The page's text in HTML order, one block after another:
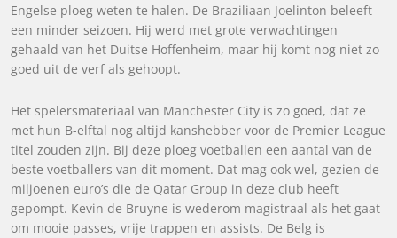
Engelse ploeg weten te halen. De Braziliaan Joelinton beleeft
een minder seizoen. Hij werd met grote verwachtingen
gehaald van het Duitse Hoffenheim, maar hij komt nog niet zo
goed uit de verf als gehoopt.
Het spelersmateriaal van Manchester City is zo goed, dat ze
met hun B-elftal nog altijd kanshebber voor de Premier League
titel zouden zijn. Bij deze ploeg voetballen een aantal van de
beste voetballers van dit moment. Dat mag ook wel, gezien de
miljoenen euro’s die de Qatar Group in deze club heeft
gepompt. Kevin de Bruyne is wederom magistraal als het gaat
om mooie passes, vrije trappen en assists. De Belg is